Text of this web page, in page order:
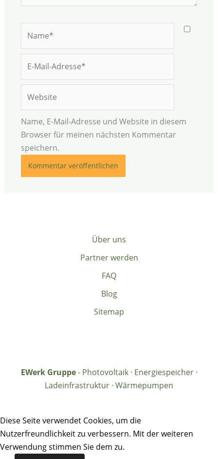
Mail-
Adresse*
Name, E-Mail-Adresse und Website in diesem
Browser für meinen nächsten Kommentar
speichern.
Über uns
Partner werden
FAQ
Blog
Sitemap
EWerk Gruppe- Photovoltaik · Energiespeicher ·
Ladeinfrastruktur · Wärmepumpen
Diese Seite verwendet Cookies, um die
Nutzerfreundlichkeit zu verbessern. Mit der weiteren
Verwendung stimmen Sie dem zu.